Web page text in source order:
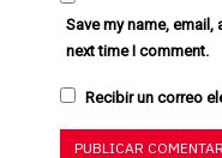
Save my name,
next time I comment.
Recibir un correo